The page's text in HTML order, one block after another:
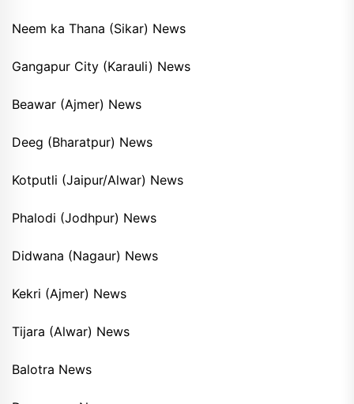
Neem ka Thana (Sikar) News
Gangapur City (Karauli) News
Beawar (Ajmer) News
Deeg (Bharatpur) News
Kotputli (Jaipur/Alwar) News
Phalodi (Jodhpur) News
Didwana (Nagaur) News
Kekri (Ajmer) News
Tijara (Alwar) News
Balotra News